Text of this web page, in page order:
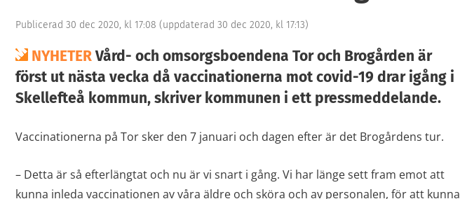
Publicerad 30 dec 2020, kl 17:08 (uppdaterad 30 dec 2020, kl 17:13)
NYHETERVård- och omsorgsboendena Tor och Brogården är
först ut nästa vecka då vaccinationerna mot covid-19 drar igång i
Skellefteå kommun, skriver kommunen i ett pressmeddelande.
Vaccinationerna på Tor sker den 7 januari och dagen efter är det Brogårdens tur.
– Detta är så efterlängtat och nu är vi snart i gång. Vi har länge sett fram emot att
kunna inleda vaccinationen av våra äldre och sköra och av personalen, för att kunna